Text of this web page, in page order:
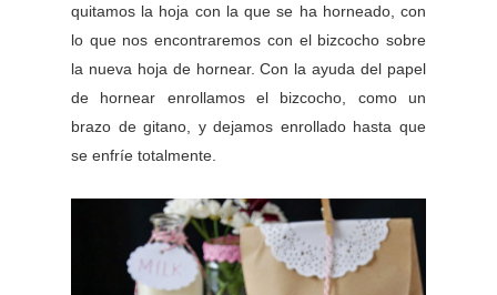
quitamos la hoja con la que se ha horneado, con
lo que nos encontraremos con el bizcocho sobre
la nueva hoja de hornear. Con la ayuda del papel
de hornear enrollamos el bizcocho, como un
brazo de gitano, y dejamos enrollado hasta que
se enfríe totalmente.